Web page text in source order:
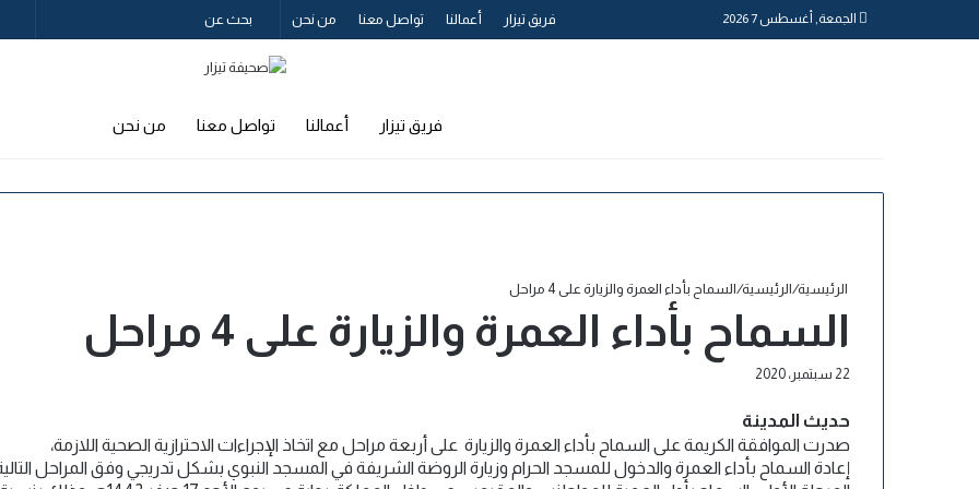
الجمعة, أغسطس 7 2026 من نحن تواصل معنا أعمالنا فريق تيزار بحث
من نحن تواصل معنا أعمالنا فريق تيزار
عن عمود
الرئيسية/الرئيسية/السماح بأداء العمرة والزيارة على 4 مراحل
السماح بأداء العمرة والزيارة على 4 مراحل
22 سبتمبر، 2020
عبر
البريد
حديث المدينة
صدرت الموافقة الكريمة على السماح بأداء العمرة والزيارة على أربعة مراحل مع اتخاذ الإجراءات الاحترازية الصحية اللازمة،
إعادة السماح بأداء العمرة والدخول للمسجد الحرام وزيارة الروضة الشريفة في المسجد النبوي بشكل تدريجي وفق المراحل